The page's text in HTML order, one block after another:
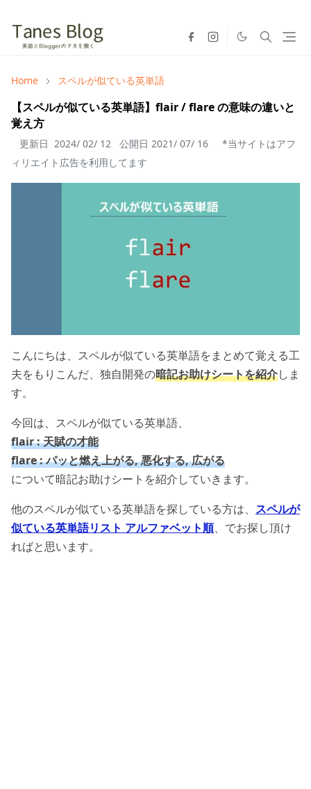
Home スペルが似ている英単語
【スペルが似ている英単語】flair / flare の意味の違いと
覚え方
更新日 2024/ 02/ 12 公開日 2021/ 07/ 16
*当サイトはアフ
ィリエイト広告を利用してます
こんにちは、スペルが似ている英単語をまとめて覚える工
夫をもりこんだ、独自開発の暗記お助けシートを紹介しま
す。
今回は、スペルが似ている英単語、
flair : 天賦の才能
flare : パッと燃え上がる, 悪化する, 広がる
について暗記お助けシートを紹介していきます。
他のスペルが似ている英単語を探している方は、 スペルが
似ている英単語リスト アルファベット順、でお探し頂け
ればと思います。